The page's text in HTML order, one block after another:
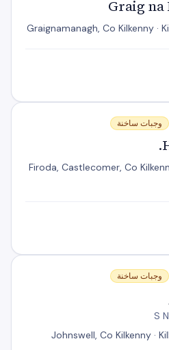
Graig na
Graignamanagh, Co Kilkenny ·
وجبات ساخنة
Firoda, Castlecomer, Co
وجبات ساخنة
S
Johnswell, Co Kilkenny ·